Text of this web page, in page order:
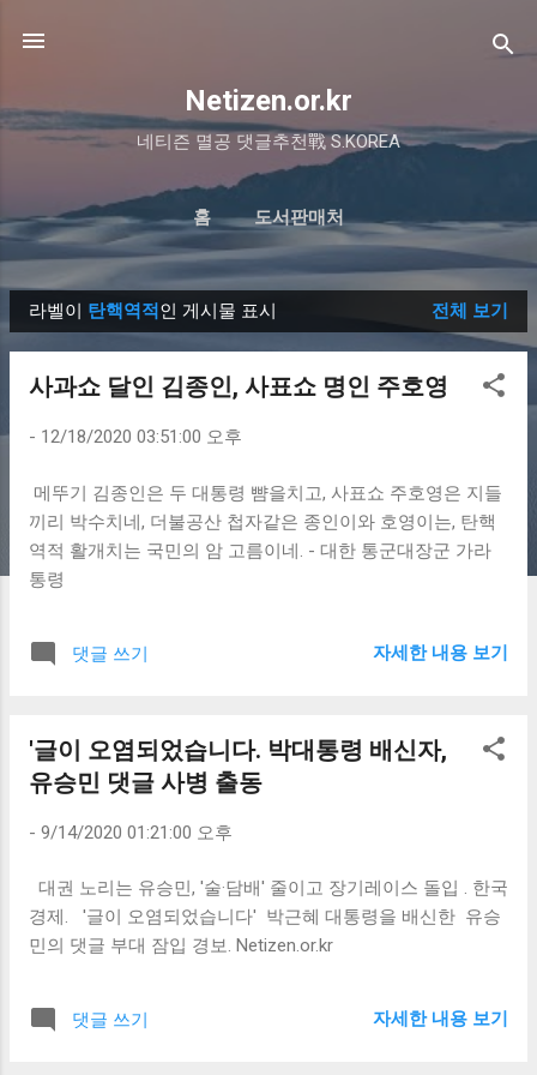
Netizen.or.kr
네티즌 멸공 댓글추천戰 S.KOREA
홈 도서판매처
글
라벨이 탄핵역적인 게시물 표시 전체 보기
사과쇼 달인 김종인, 사표쇼 명인 주호영
- 12/18/2020 03:51:00 오후
메뚜기 김종인은 두 대통령 뺨을치고, 사표쇼 주호영은 지들
끼리 박수치네, 더불공산 첩자같은 종인이와 호영이는, 탄핵
역적 활개치는 국민의 암 고름이네. - 대한 통군대장군 가라
통령
댓글 쓰기 자세한 내용 보기
'글이 오염되었습니다. 박대통령 배신자,
유승민 댓글 사병 출동
- 9/14/2020 01:21:00 오후
대권 노리는 유승민, '술·담배' 줄이고 장기레이스 돌입 . 한국
경제. '글이 오염되었습니다' 박근혜 대통령을 배신한 유승
민의 댓글 부대 잠입 경보. Netizen.or.kr
댓글 쓰기 자세한 내용 보기